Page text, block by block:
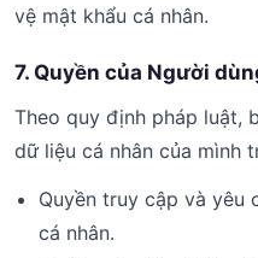
vệ mật khẩu cá nhân.
7. Quyền của Người
Theo quy định pháp luật,
dữ liệu cá nhân của mình
Quyền truy cập và yêu
cá nhân.